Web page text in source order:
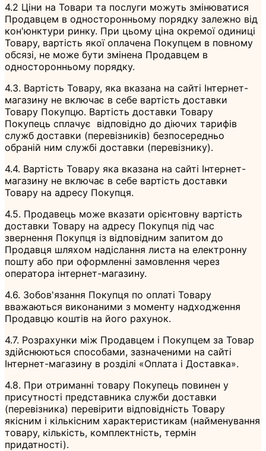
4.2 Ціни на Товари та послуги можуть змінюватися
Продавцем в односторонньому порядку залежно від
кон'юнктури ринку. При цьому ціна окремої одиниці
Товару, вартість якої оплачена Покупцем в повному
обсязі, не може бути змінена Продавцем в
односторонньому порядку.
4.3. Вартість Товару, яка вказана на сайті Інтернет-
магазину не включає в себе вартість доставки
Товару Покупцю. Вартість доставки Товару
Покупець сплачує відповідно до діючих тарифів
служб доставки (перевізників) безпосередньо
обраній ним службі доставки (перевізнику).
4.4. Вартість Товару яка вказана на сайті Інтернет-
магазину не включає в себе вартість доставки
Товару на адресу Покупця.
4.5. Продавець може вказати орієнтовну вартість
доставки Товару на адресу Покупця під час
звернення Покупця із відповідним запитом до
Продавця шляхом надіслання листа на електронну
пошту або при оформленні замовлення через
оператора інтернет-магазину.
4.6. Зобов'язання Покупця по оплаті Товару
вважаються виконаними з моменту надходження
Продавцю коштів на його рахунок.
4.7. Розрахунки між Продавцем і Покупцем за Товар
здійснюються способами, зазначеними на сайті
Інтернет-магазину в розділі «Оплата і Доставка».
4.8. При отриманні товару Покупець повинен у
присутності представника служби доставки
(перевізника) перевірити відповідність Товару
якісним і кількісним характеристикам (найменування
товару, кількість, комплектність, термін
придатності).